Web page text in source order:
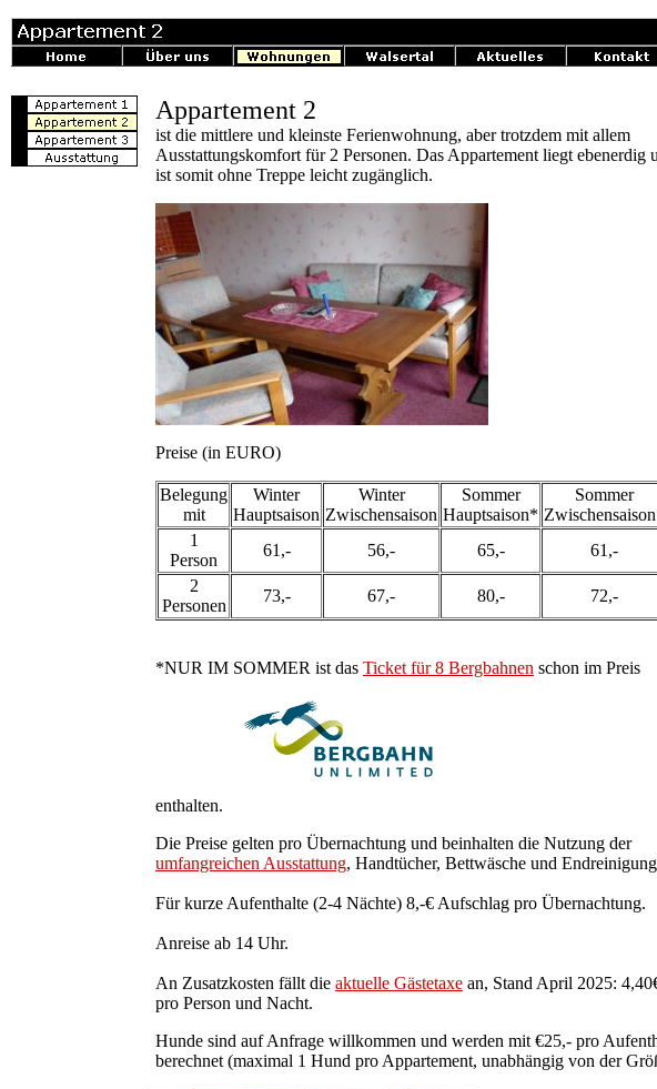
Appartement 2
ist die mittlere und kleinste Ferienwohnung, aber trotzdem mit allem
Ausstattungskomfort für 2 Personen. Das Appartement liegt ebenerdig
ist somit ohne Treppe leicht zugänglich.
Preise (in EURO)
Belegung
mit
Winter
Hauptsaison
Winter
Zwischensaison
Sommer
Hauptsaison*
Sommer
1
Person
61,- 56,- 65,-
61,-
2
Personen
73,- 67,- 80,- 72,-
*NUR IM SOMMER ist das Ticket für 8 Bergbahnen schon im Preis
enthalten.
Die Preise gelten pro Übernachtung und beinhalten die Nutzung der
umfangreichen Ausstattung, Handtücher, Bettwäsche und
Für kurze Aufenthalte (2-4 Nächte) 8,-€ Aufschlag pro Übernachtung.
Anreise ab 14 Uhr.
An Zusatzkosten fällt die aktuelle Gästetaxe an, Stand April 2025:
pro Person und Nacht.
Hunde sind auf Anfrage willkommen und werden mit €25,- pro
berechnet (maximal 1 Hund pro Appartement, unabhängig von der